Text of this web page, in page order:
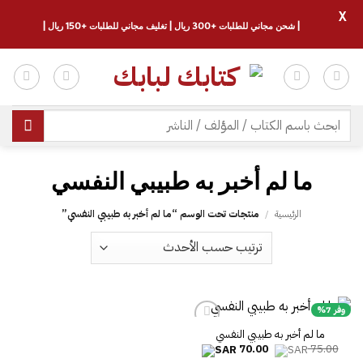
للمحتوى
البحث
عن:
الرئيسية / منتجات تحت الوسم “‎ما لم أخبر به طبيبي النفسي‎”
وفر 7%
75.00
السعر
70.00 السعر
الحالي
| شحن مجاني للطلبات +300 ريال | تغليف مجاني للطلبات +150 ريال |
X